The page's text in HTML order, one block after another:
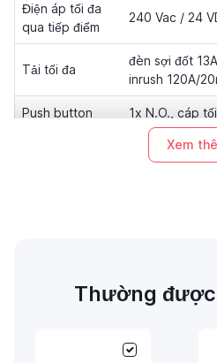
Điện áp tối đa
qua tiếp điểm
240 Vac / 24
Tải tối đa
đèn sợi đốt
inrush 120A/
Push button 1x N.O., cáp
BLE 4.0/5.0,
đến 150m,
Xem
Thường